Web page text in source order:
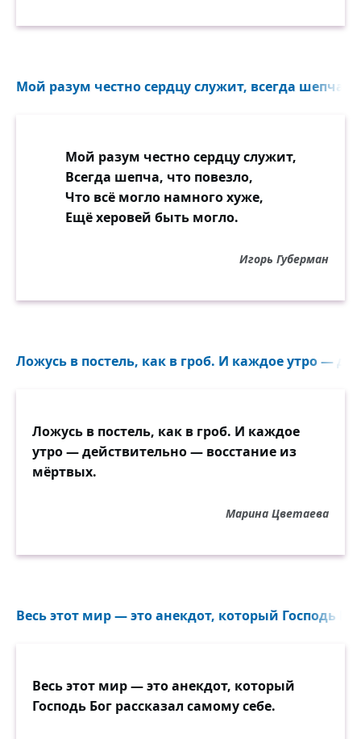
Мой разум честно сердцу служит, всегда шепча,
Мой разум честно сердцу служит,
Всегда шепча, что повезло,
Что всё могло намного хуже,
Ещё херовей быть могло.
Игорь Губерман
Ложусь в постель, как в гроб. И каждое утро —
Ложусь в постель, как в гроб. И каждое
утро — действительно — восстание из
мёртвых.
Марина Цветаева
Весь этот мир — это анекдот, который Господь
Весь этот мир — это анекдот, который
Господь Бог рассказал самому себе.